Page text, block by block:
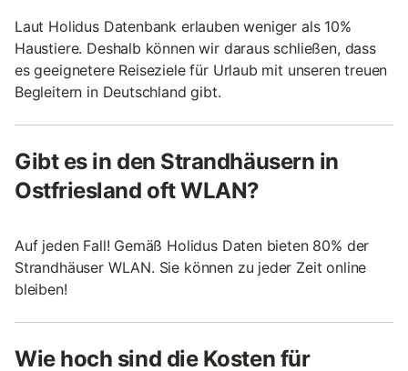
Laut Holidus Datenbank erlauben weniger als 10%
Haustiere. Deshalb können wir daraus schließen, dass
es geeignetere Reiseziele für Urlaub mit unseren treuen
Begleitern in Deutschland gibt.
Gibt es in den Strandhäusern in
Ostfriesland oft WLAN?
Auf jeden Fall! Gemäß Holidus Daten bieten 80% der
Strandhäuser WLAN. Sie können zu jeder Zeit online
bleiben!
Wie hoch sind die Kosten für